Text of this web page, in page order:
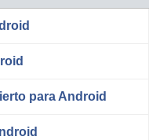
para Android